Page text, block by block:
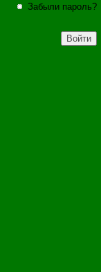
Забыли пароль?